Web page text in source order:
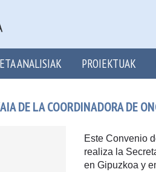
ANALISIAK PROIEKTUAK
DE LA COORDINADORA DE
Este Convenio
realiza la
en Gipuzkoa y